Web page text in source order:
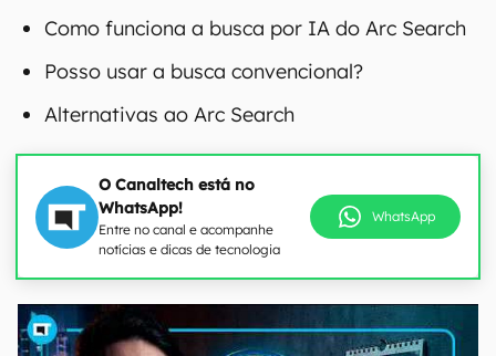
Como funciona a busca por IA do Arc Search
Posso usar a busca convencional?
Alternativas ao Arc Search
O Canaltech está no
WhatsApp!
Entre no canal e acompanhe
notícias e dicas de tecnologia
WhatsApp